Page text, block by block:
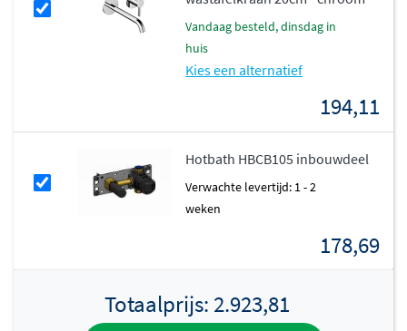
Met breedtes variërend van 100cm tot 200cm biedt het
Kurve-Dlux badmeubel volop opbergruimte. De laden en
softclose technologie
kast in Oak of Walnut is stijlvol en duurzaam, en het
meubel wordt volledig geassembleerd geleverd. Zo
geniet je direct van een luxe badkamermeubel zonder
gedoe bij de montage.
vandaag besteld, dinsdag in
huis
Kies een alternatief
194,11
Hotbath HBCB105 inbouwdeel
Verwachte levertijd: 1 - 2
weken
178,69
Totaalprijs: 2.923,81